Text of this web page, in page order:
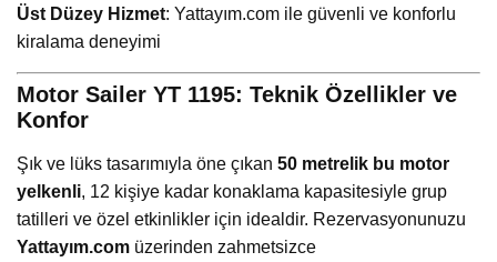
Üst Düzey Hizmet: Yattayım.com ile güvenli ve konforlu
kiralama deneyimi
Motor Sailer YT 1195: Teknik Özellikler ve
Konfor
Şık ve lüks tasarımıyla öne çıkan 50 metrelik bu motor
yelkenli, 12 kişiye kadar konaklama kapasitesiyle grup
tatilleri ve özel etkinlikler için idealdir. Rezervasyonunuzu
Yattayım.com üzerinden zahmetsizce